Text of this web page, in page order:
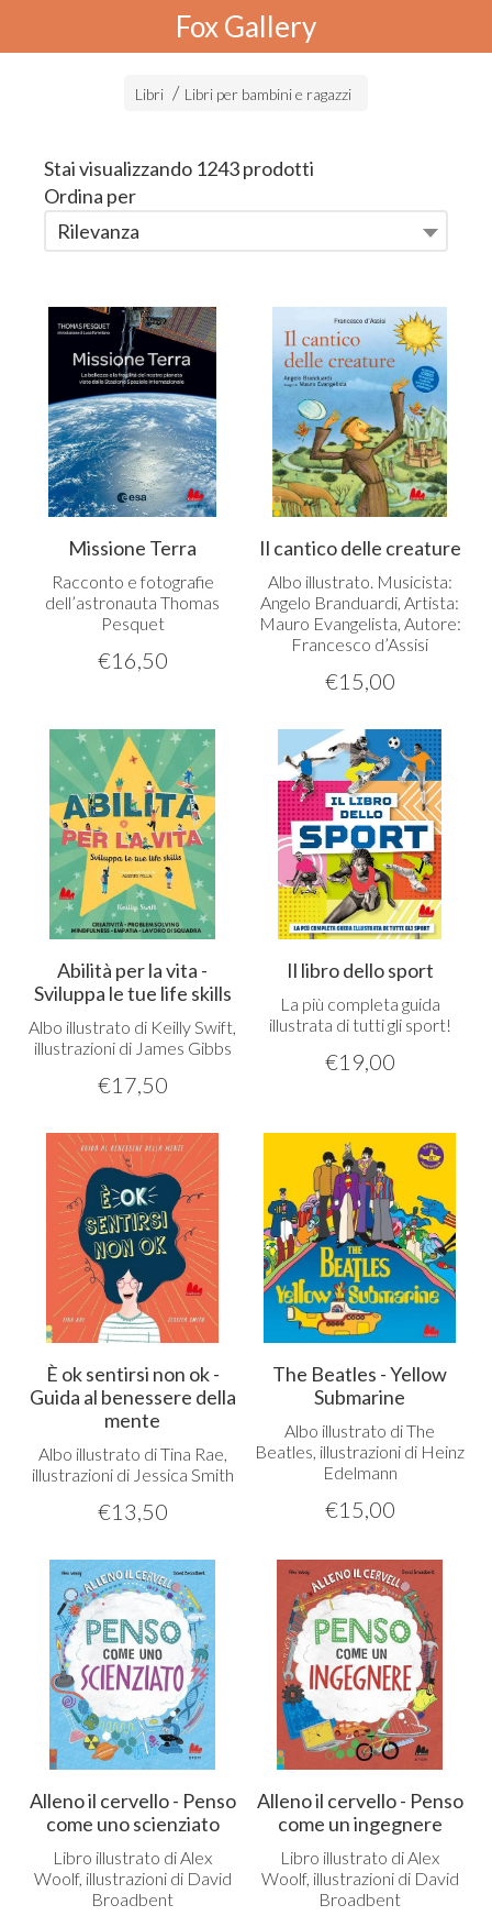
Fox Gallery
Libri Libri per bambini e ragazzi
Stai visualizzando 1243 prodotti
Ordina per
Rilevanza
Missione Terra
Racconto e fotografie
dell’astronauta Thomas
Pesquet
€16,50
Il cantico delle creature
Albo illustrato. Musicista:
Angelo Branduardi, Artista:
Mauro Evangelista, Autore:
Francesco d’Assisi
€15,00
Abilità per la vita -
Sviluppa le tue life skills
Albo illustrato di Keilly Swift,
illustrazioni di James Gibbs
€17,50
Il libro dello sport
La più completa guida
illustrata di tutti gli sport!
€19,00
È ok sentirsi non ok -
Guida al benessere della
mente
Albo illustrato di Tina Rae,
illustrazioni di Jessica Smith
€13,50
The Beatles - Yellow
Submarine
Albo illustrato di The
Beatles, illustrazioni di Heinz
Edelmann
€15,00
Alleno il cervello - Penso
come uno scienziato
Libro illustrato di Alex
Woolf, illustrazioni di David
Broadbent
Alleno il cervello - Penso
come un ingegnere
Libro illustrato di Alex
Woolf, illustrazioni di David
Broadbent